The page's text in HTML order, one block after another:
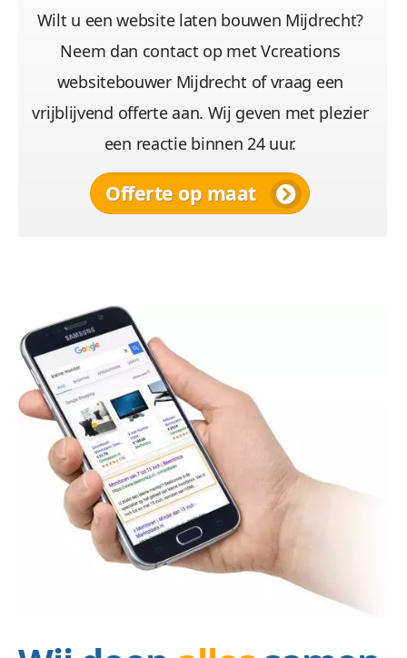
Wilt u een website laten bouwen Mijdrecht?
Neem dan contact op met Vcreations
websitebouwer Mijdrecht of vraag een
vrijblijvend offerte aan. Wij geven met plezier
een reactie binnen 24 uur.
Offerte op maat